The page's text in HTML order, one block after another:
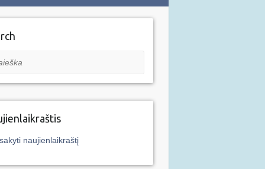
naujienlaikraštį